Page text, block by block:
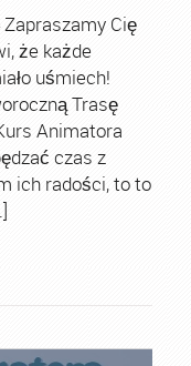
Cię
że każde
uśmiech!
Trasę
Animatora
czas z
ich radości, to to